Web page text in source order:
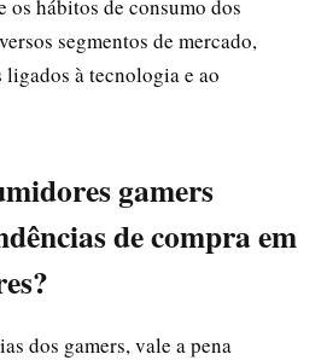
os hábitos de consumo dos
segmentos de mercado,
à tecnologia e ao
gamers
de compra em
dos gamers, vale a pena